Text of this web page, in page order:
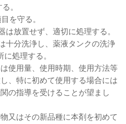
。
を守る。
は放置せず、適切に処理する。
十分洗浄し、薬液タンクの洗浄
処理する。
使用量、使用時期、使用方法等
、特に初めて使用する場合には
の指導を受けることが望まし
又はその新品種に本剤を初めて